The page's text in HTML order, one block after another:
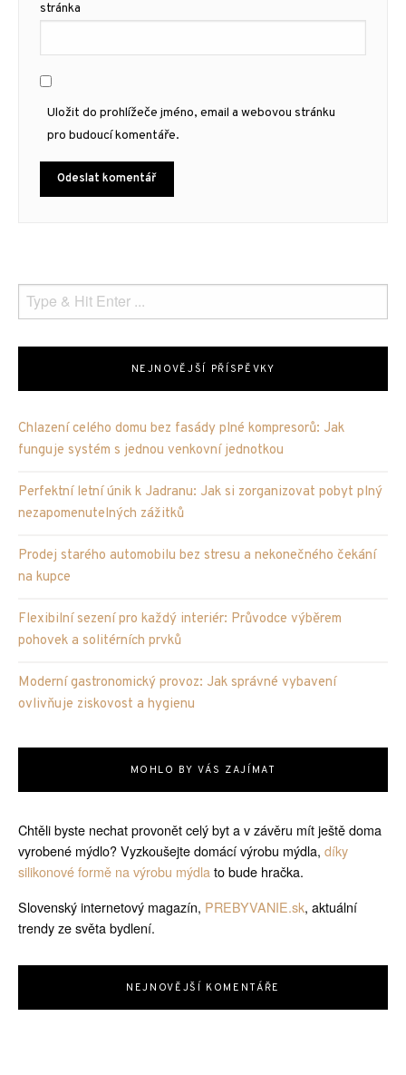
stránka
Uložit do prohlížeče jméno, email a webovou stránku
pro budoucí komentáře.
NEJNOVĚJŠÍ PŘÍSPĚVKY
Chlazení celého domu bez fasády plné kompresorů: Jak
funguje systém s jednou venkovní jednotkou
Perfektní letní únik k Jadranu: Jak si zorganizovat pobyt plný
nezapomenutelných zážitků
Prodej starého automobilu bez stresu a nekonečného čekání
na kupce
Flexibilní sezení pro každý interiér: Průvodce výběrem
pohovek a solitérních prvků
Moderní gastronomický provoz: Jak správné vybavení
ovlivňuje ziskovost a hygienu
MOHLO BY VÁS ZAJÍMAT
Chtěli byste nechat provonět celý byt a v závěru mít ještě doma
vyrobené mýdlo? Vyzkoušejte domácí výrobu mýdla, díky
silikonové formě na výrobu mýdla to bude hračka.
Slovenský internetový magazín, PREBYVANIE.sk, aktuální
trendy ze světa bydlení.
NEJNOVĚJŠÍ KOMENTÁŘE